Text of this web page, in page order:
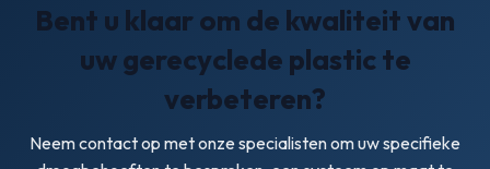
van uw productielijn en materiaal opsturen voor een
Bent u klaar om de kwaliteit van
uw gerecyclede plastic te
verbeteren?
Neem contact op met onze specialisten om uw specifieke